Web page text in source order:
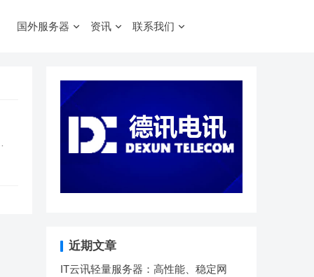
国外服务器 资讯 联系我们
近期文章
IT云讯轻量服务器：高性能、稳定网